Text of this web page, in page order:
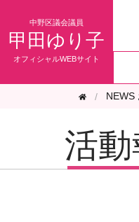
甲田ゆり子
NEWS
活